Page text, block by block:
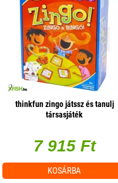
thinkfun zingo játssz és tanulj
társasjáték
7 915 Ft
KOSÁRBA